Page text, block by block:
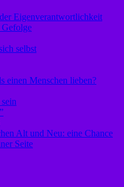
Eigenverantwortlichkeit
Gefolge
selbst
einen Menschen lieben?
Alt und Neu: eine Chance
Seite